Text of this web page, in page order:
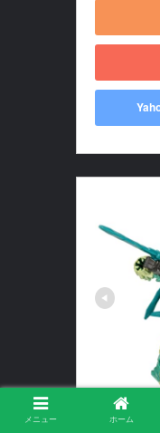
タカラトミ
メニュー ホーム